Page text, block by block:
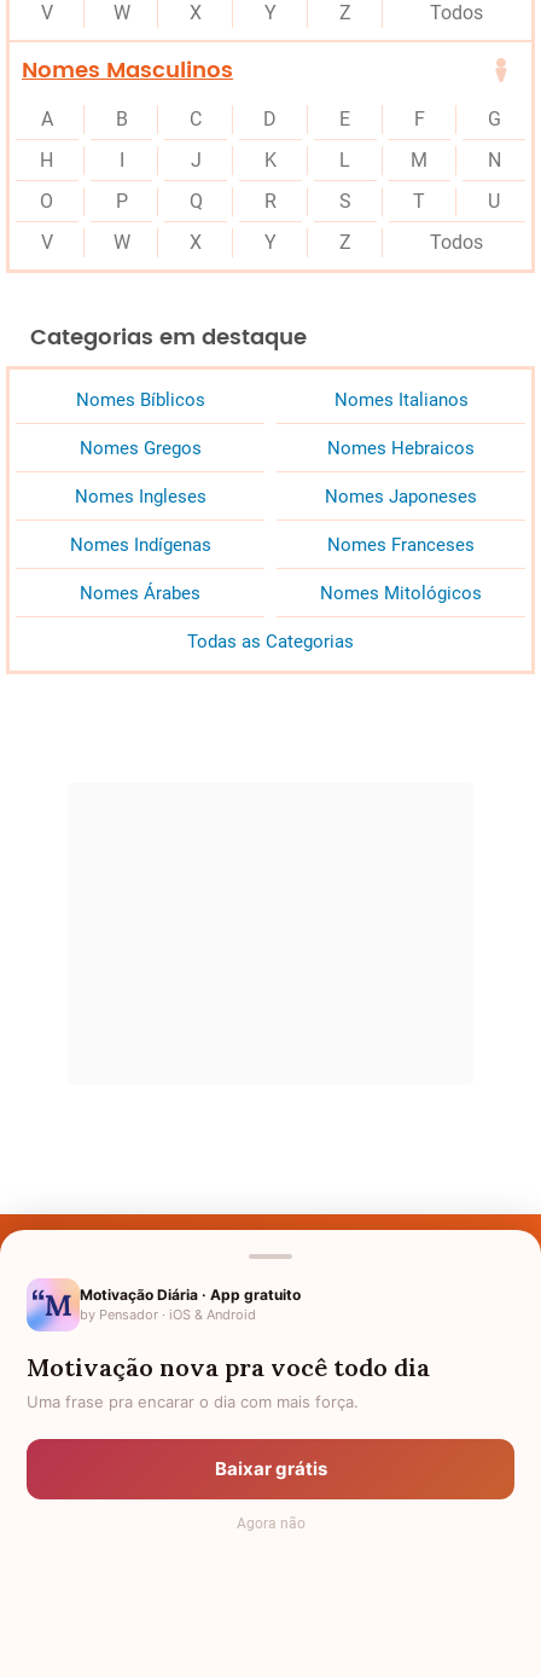
V
W X Y Z Todos
Nomes Masculinos
A B C D E F
G
H
J K L M
N
O
P Q R S T
U
V
W X Y Z Todos
Categorias em destaque
Nomes Bíblicos Nomes Italianos
Nomes Gregos Nomes Hebraicos
Nomes Ingleses Nomes Japoneses
Nomes Indígenas Nomes Franceses
Nomes Árabes Nomes Mitológicos
Todas as Categorias
Nomes pelo Mundo
Política de Privacidade
Anuncie
Termos de Uso
Motivação Diária · App gratuito
by Pensador · iOS & Android
Motivação nova pra você todo dia
Uma frase pra encarar o dia com mais força.
Baixar grátis
Agora não